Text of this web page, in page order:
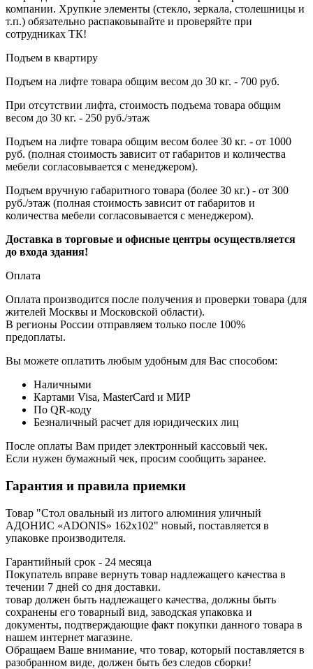
компании. Хрупкие элементы (стекло, зеркала, столешницы и
т.п.) обязательно распаковывайте и проверяйте при
сотрудниках ТК!
Подъем в квартиру
Подъем на лифте товара общим весом до 30 кг. - 700 руб.
При отсутствии лифта, стоимость подъема товара общим
весом до 30 кг. - 250 руб./этаж
Подъем на лифте товара общим весом более 30 кг. - от 1000
руб. (полная стоимость зависит от габаритов и количества
мебели согласовывается с менеджером).
Подъем вручную габаритного товара (более 30 кг.) - от 300
руб./этаж (полная стоимость зависит от габаритов и
количества мебели согласовывается с менеджером).
Доставка в торговые и офисные центры осуществляется
до входа здания!
Оплата
Оплата производится после получения и проверки товара (для
жителей Москвы и Московской области).
В регионы России отправляем только после 100%
предоплаты.
Вы можете оплатить любым удобным для Вас способом:
Наличными
Картами Visa, MasterCard и МИР
По QR-коду
Безналичный расчет для юридических лиц
После оплаты Вам придет электронный кассовый чек.
Если нужен бумажный чек, просим сообщить заранее.
Гарантия и правила приемки
Товар "Стол овальный из литого алюминия уличный
АДОНИС «ADONIS» 162х102" новый, поставляется в
упаковке производителя.
Гарантийный срок - 24 месяца
Покупатель вправе вернуть товар надлежащего качества в
течении 7 дней со дня доставки.
товар должен быть надлежащего качества, должны быть
сохранены его товарный вид, заводская упаковка и
документы, подтверждающие факт покупки данного товара в
нашем интернет магазине.
Обращаем Ваше внимание, что товар, который поставляется в
разобранном виде, должен быть без следов сборки!